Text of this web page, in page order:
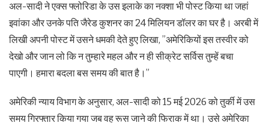
अल-सादी ने एक्स फ्लोरिडा के उस इलाके का नक्शा भी पोस्ट किया था जहां
इवांका और उनके पति जैरेड कुशनर का 24 मिलियन डॉलर का घर है। अरबी में
लिखी अपनी पोस्ट में उसने धमकी देते हुए लिखा, ”अमेरिकियों इस तस्वीर को
देखो और जान लो कि न तुम्हारे महल और न ही सीक्रेट सर्विस तुम्हें बचा
पाएगी। हमारा बदला बस समय की बात है।”
अमेरिकी न्याय विभाग के अनुसार, अल-सादी को 15 मई 2026 को तुर्की में उस
समय गिरफ्तार किया गया जब वह रूस जाने की फिराक में था। उसे अमेरिका